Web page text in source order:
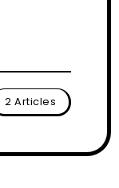
2 Articles